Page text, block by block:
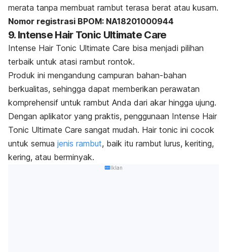
merata tanpa membuat rambut terasa berat atau kusam.
Nomor registrasi BPOM: NA18201000944
9. Intense Hair Tonic Ultimate Care
Intense Hair Tonic Ultimate Care bisa menjadi pilihan
terbaik untuk atasi rambut rontok.
Produk ini mengandung campuran bahan-bahan
berkualitas, sehingga dapat memberikan perawatan
komprehensif untuk rambut Anda dari akar hingga ujung.
Dengan aplikator yang praktis, penggunaan Intense Hair
Tonic Ultimate Care sangat mudah. Hair tonic ini cocok
untuk semua jenis rambut, baik itu rambut lurus, keriting,
kering, atau berminyak.
Iklan